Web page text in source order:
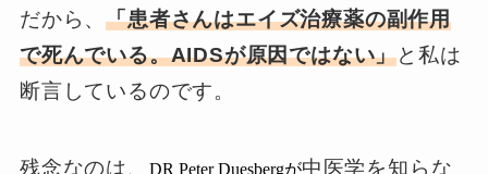
だから、「患者さんはエイズ治療薬の副作用
で死んでいる。AIDSが原因ではない」と私は
断言しているのです。
残念なのは、 DR Peter Duesbergが中医学を知らな